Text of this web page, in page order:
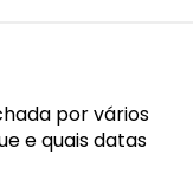
por vários
e quais datas